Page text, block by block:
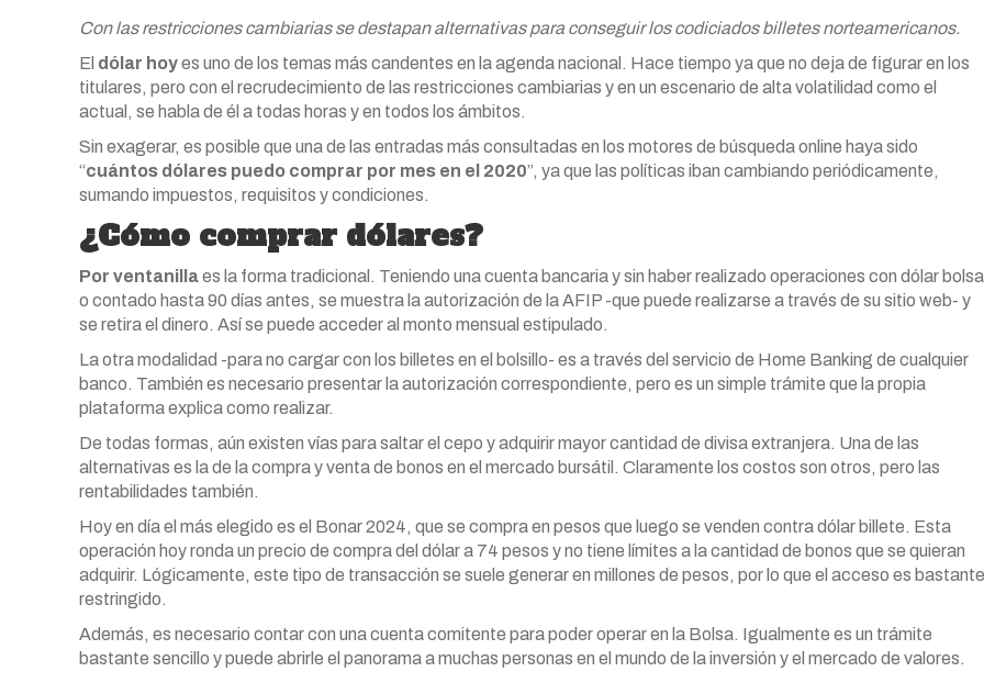
Con las restricciones cambiarias se destapan alternativas para conseguir los codiciados billetes norteamericanos.
El dólar hoyes uno de los temas más candentes en la agenda nacional. Hace tiempo ya que no deja de figurar en los
titulares, pero con el recrudecimiento de las restricciones cambiarias y en un escenario de alta volatilidad como el
actual, se habla de él a todas horas y en todos los ámbitos.
Sin exagerar, es posible que una de las entradas más consultadas en los motores de búsqueda online haya sido
“cuántos dólares puedo comprar por mes en el 2020”, ya que las políticas iban cambiando periódicamente,
sumando impuestos, requisitos y condiciones.
¿Cómo comprar dólares?
Por ventanillaes la forma tradicional. Teniendo una cuenta bancaria y sin haber realizado operaciones con dólar bolsa
o contado hasta 90 días antes, se muestra la autorización de la AFIP -que puede realizarse a través de su sitio web- y
se retira el dinero. Así se puede acceder al monto mensual estipulado.
La otra modalidad -para no cargar con los billetes en el bolsillo- es a través del servicio de Home Banking de cualquier
banco. También es necesario presentar la autorización correspondiente, pero es un simple trámite que la propia
plataforma explica como realizar.
De todas formas, aún existen vías para saltar el cepo y adquirir mayor cantidad de divisa extranjera. Una de las
alternativas es la de la compra y venta de bonos en el mercado bursátil. Claramente los costos son otros, pero las
rentabilidades también.
Hoy en día el más elegido es el Bonar 2024, que se compra en pesos que luego se venden contra dólar billete. Esta
operación hoy ronda un precio de compra del dólar a 74 pesos y no tiene límites a la cantidad de bonos que se quieran
adquirir. Lógicamente, este tipo de transacción se suele generar en millones de pesos, por lo que el acceso es bastante
restringido.
Además, es necesario contar con una cuenta comitente para poder operar en la Bolsa. Igualmente es un trámite
bastante sencillo y puede abrirle el panorama a muchas personas en el mundo de la inversión y el mercado de valores.